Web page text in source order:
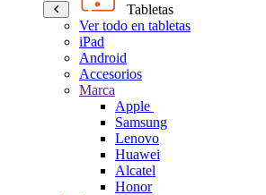
Tabletas
Ver todo en tabletas
iPad
Android
Accesorios
Marca
Apple
Samsung
Lenovo
Huawei
Alcatel
Honor